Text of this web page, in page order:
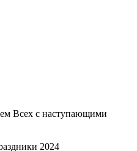
Всех с наступающими